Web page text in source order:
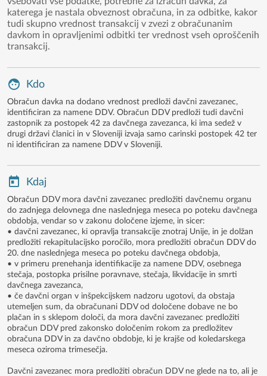
katerega je nastala obveznost obračuna, in za odbitke, kakor
tudi skupno vrednost transakcij v zvezi z obračunanim
davkom in opravljenimi odbitki ter vrednost vseh oproščenih
transakcij.
Kdo
Obračun davka na dodano vrednost predloži davčni zavezanec,
identificiran za namene DDV. Obračun DDV predloži tudi davčni
zastopnik za postopek 42 za davčnega zavezanca, ki ima sedež v
drugi državi članici in v Sloveniji izvaja samo carinski postopek 42 ter
ni identificiran za namene DDV v Sloveniji.
Kdaj
Obračun DDV mora davčni zavezanec predložiti davčnemu organu
do zadnjega delovnega dne naslednjega meseca po poteku davčnega
obdobja, vendar so v zakonu določene izjeme, in sicer:
• davčni zavezanec, ki opravlja transakcije znotraj Unije, in je dolžan
predložiti rekapitulacijsko poročilo, mora predložiti obračun DDV do
20. dne naslednjega meseca po poteku davčnega obdobja,
• v primeru prenehanja identifikacije za namene DDV, osebnega
stečaja, postopka prisilne poravnave, stečaja, likvidacije in smrti
davčnega zavezanca,
• če davčni organ v inšpekcijskem nadzoru ugotovi, da obstaja
utemeljen sum, da obračunani DDV od določene dobave ne bo
plačan in s sklepom določi, da mora davčni zavezanec predložiti
obračun DDV pred zakonsko določenim rokom za predložitev
obračuna DDV in za davčno obdobje, ki je krajše od koledarskega
meseca oziroma trimesečja.
Davčni zavezanec mora predložiti obračun DDV ne glede na to, ali je